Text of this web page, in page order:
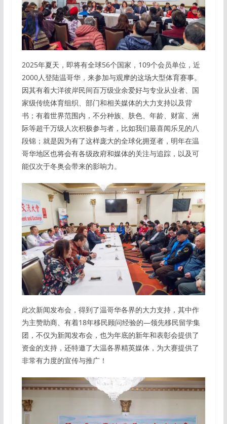
2025年夏天，即将有全球56个国家，109个会员单位，近
2000人登陆温哥华，来参加与观摩的这场大型体育赛事。
因其有着大洋彼岸民间百万级业余爱好与专业从业者、国
家级传统体育组织、部门和相关媒体的大力支持以及背
书；有着世界范围内，不分种族、肤色、年龄、财富、洲
际等超千万级人次积极参与者，比如我们最喜闻乐见的八
段锦；就是因为有了这样庞大的全球化拥趸者，明年在温
哥华地区也将会有各级政府和媒体的关注与追踪，以及可
能仅次于冬奥会带来的影响力。
此次新闻发布会，得到了温哥华各界的大力支持，其中作
为主赞助商、有着18年移民顾问经验的—领先移民留学集
团，不仅为新闻发布会，也为年底的新年和表彰会提供了
资金的支持，还特邀了大温各界精英媒体，为大赛提供了
非常有力度的宣传与推广！